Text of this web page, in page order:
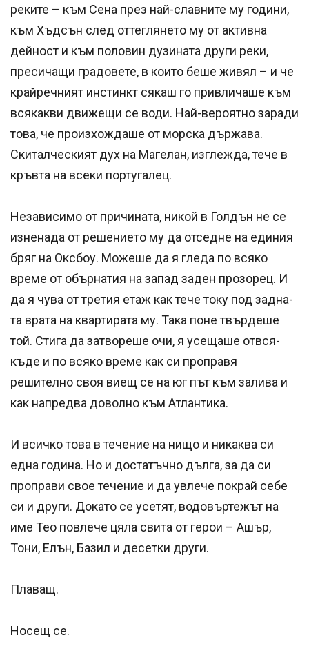
реките – към Сена през най-славните му годи­ни,
към Хъдсън след оттеглянето му от актив­на
дейност и към половин дузината други реки,
пресичащи градовете, в които беше живял – и че
крайречният инстинкт сякаш го привличаше към
всякакви движещи се води. Най-вероятно за­ради
това, че произхождаше от морска държава.
Скиталческият дух на Магелан, изглежда, тече в
кръвта на всеки португалец.
Независимо от причината, никой в Голдън не се
изненада от решението му да отседне на еди­ния
бряг на Оксбоу. Можеше да я гледа по всяко
време от обърнатия на запад заден прозорец. И
да я чува от третия етаж как тече току под задна­
та врата на квартирата му. Така поне твърдеше
той. Стига да затвореше очи, я усещаше отвся­
къде и по всяко време как си проправя
решително своя виещ се на юг път към залива и
как напредва доволно към Атлантика.
И всичко това в течение на нищо и никаква си
една година. Но и достатъчно дълга, за да си
пропра­ви свое течение и да увлече покрай себе
си и дру­ги. Докато се усетят, водовъртежът на
име Тео повлече цяла свита от герои – Ашър,
Тони, Елън, Базил и десетки други.
Плаващ.
Носещ се.